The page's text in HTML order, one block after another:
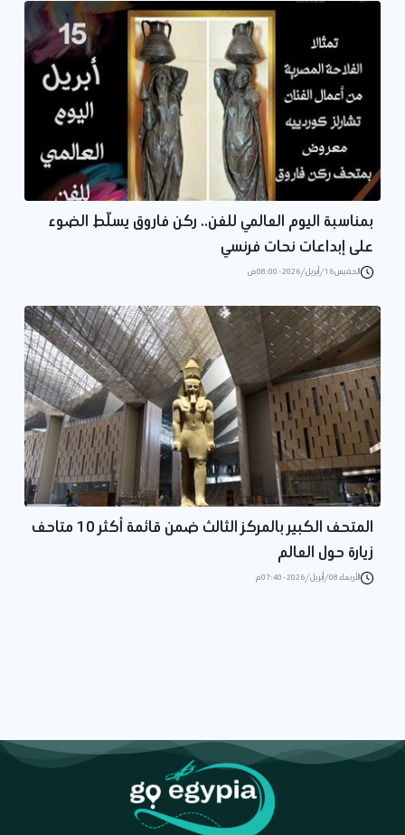
بمناسبة اليوم العالمي للفن.. ركن فاروق يسلّط الضوء
على إبداعات نحات فرنسي
الخميس 16/أبريل/2026 - 08:00 ص
المتحف الكبير بالمركز الثالث ضمن قائمة أكثر 10 متاحف
زيارة حول العالم
الأربعاء 08/أبريل/2026 - 07:40 م